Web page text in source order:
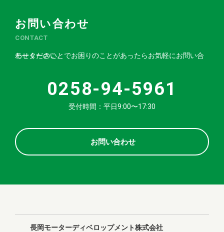
お問い合わせ
CONTACT
モーターのことでお困りのことがあったらお気軽にお問い合わせください。
0258-94-5961
受付時間：平日9:00〜17:30
お問い合わせ
長岡モーターディベロップメント株式会社